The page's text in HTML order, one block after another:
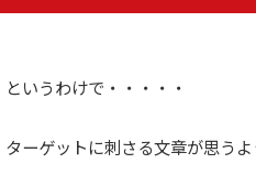
というわけで・・・・・
ターゲットに刺さる文章が思う